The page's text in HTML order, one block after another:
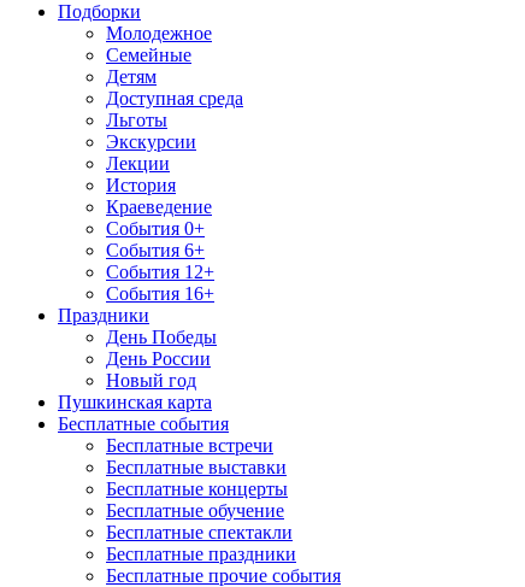
Подборки
Молодежное
Семейные
Детям
Доступная среда
Льготы
Экскурсии
Лекции
История
Краеведение
События 0+
События 6+
События 12+
События 16+
Праздники
День Победы
День России
Новый год
Пушкинская карта
Бесплатные события
Бесплатные встречи
Бесплатные выставки
Бесплатные концерты
Бесплатные обучение
Бесплатные спектакли
Бесплатные праздники
Бесплатные прочие события